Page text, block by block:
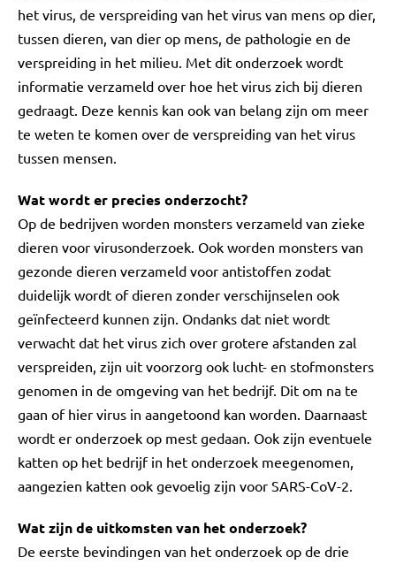
het virus, de verspreiding van het virus van mens op dier,
tussen dieren, van dier op mens, de pathologie en de
verspreiding in het milieu. Met dit onderzoek wordt
informatie verzameld over hoe het virus zich bij dieren
gedraagt. Deze kennis kan ook van belang zijn om meer
te weten te komen over de verspreiding van het virus
tussen mensen.
Wat wordt er precies onderzocht?
Op de bedrijven worden monsters verzameld van zieke
dieren voor virusonderzoek. Ook worden monsters van
gezonde dieren verzameld voor antistoffen zodat
duidelijk wordt of dieren zonder verschijnselen ook
geïnfecteerd kunnen zijn. Ondanks dat niet wordt
verwacht dat het virus zich over grotere afstanden zal
verspreiden, zijn uit voorzorg ook lucht- en stofmonsters
genomen in de omgeving van het bedrijf. Dit om na te
gaan of hier virus in aangetoond kan worden. Daarnaast
wordt er onderzoek op mest gedaan. Ook zijn eventuele
katten op het bedrijf in het onderzoek meegenomen,
aangezien katten ook gevoelig zijn voor SARS-CoV-2.
Wat zijn de uitkomsten van het onderzoek?
De eerste bevindingen van het onderzoek op de drie